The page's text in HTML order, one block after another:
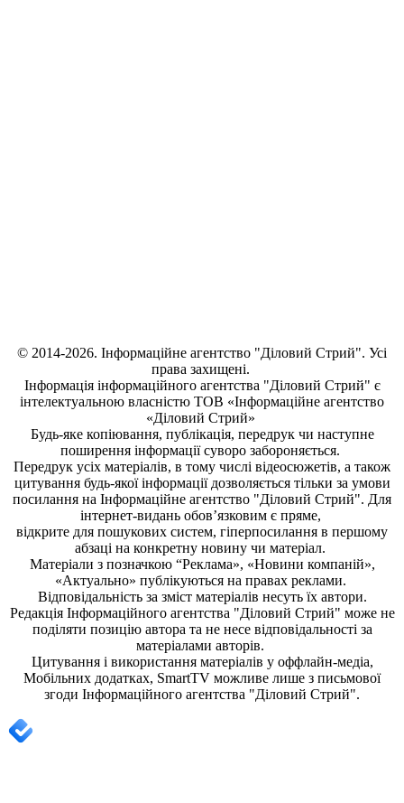
© 2014-2026. Інформаційне агентство "Діловий Стрий". Усі
права захищені.
Інформація інформаційного агентства "Діловий Стрий" є
інтелектуальною власністю ТОВ «Інформаційне агентство
«Діловий Стрий»
Будь-яке копiювання, публiкацiя, передрук чи наступне
поширення iнформацiї суворо забороняється.
Передрук усіх матеріалів, в тому числі відеосюжетів, а також
цитування будь-якої інформації дозволяється тільки за умови
посилання на Інформаційне агентство "Діловий Стрий". Для
інтернет-видань обов’язковим є пряме,
відкрите для пошукових систем, гіперпосилання в першому
абзаці на конкретну новину чи матеріал.
Матеріали з позначкою “Реклама», «Новини компаній»,
«Актуально» публікуються на правах реклами.
Відповідальність за зміст матеріалів несуть їх автори.
Редакція Інформаційного агентства "Діловий Стрий" може не
поділяти позицію автора та не несе відповідальності за
матеріалами авторів.
Цитування і використання матеріалів у оффлайн-медіа,
Мобільних додатках, SmartTV можливе лише з письмової
згоди Інформаційного агентства "Діловий Стрий".